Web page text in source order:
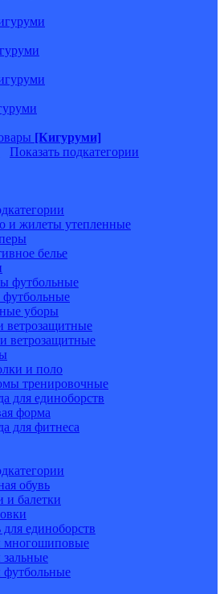
[Кигуруми]
Показать подкатегории
и жилеты утепленные
белье
футбольные
футбольные
уборы
ветрозащитные
ветрозащитные
и поло
тренировочные
для единоборств
форма
для фитнеса
обувь
и балетки
единоборств
многошиповые
зальные
футбольные